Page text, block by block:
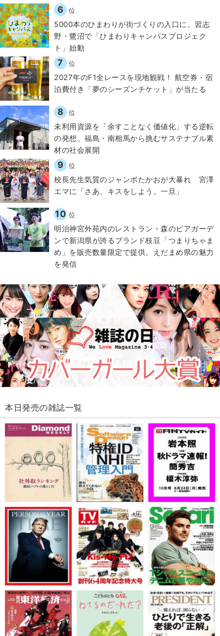
6 位
5000本のひまわりが街づくりの入口に。習志
野・鷺沼で「ひまわりキャンパスプロジェク
ト」始動
7 位
2027年のF1全レースを現地観戦！ 航空券・宿
泊費付き「夢のシーズンチケット」が当たる
8 位
​​未利用資源を「余すことなく価値化」する逆転
の発想。福島・南相馬から挑むサステナブル素
材の社会展開​
9 位
校長先生気質のジャンボたかおが大暴れ 宮澤
エマに「さあ、キスをしよう。一旦」
10 位
明治神宮外苑内のレストラン・森のビアガーデ
ンで新潟県が誇るブランド枝豆「つまりちゃま
め」を販売数量限定で提供。えだまめ県の魅力
を発信
本日発売の雑誌一覧